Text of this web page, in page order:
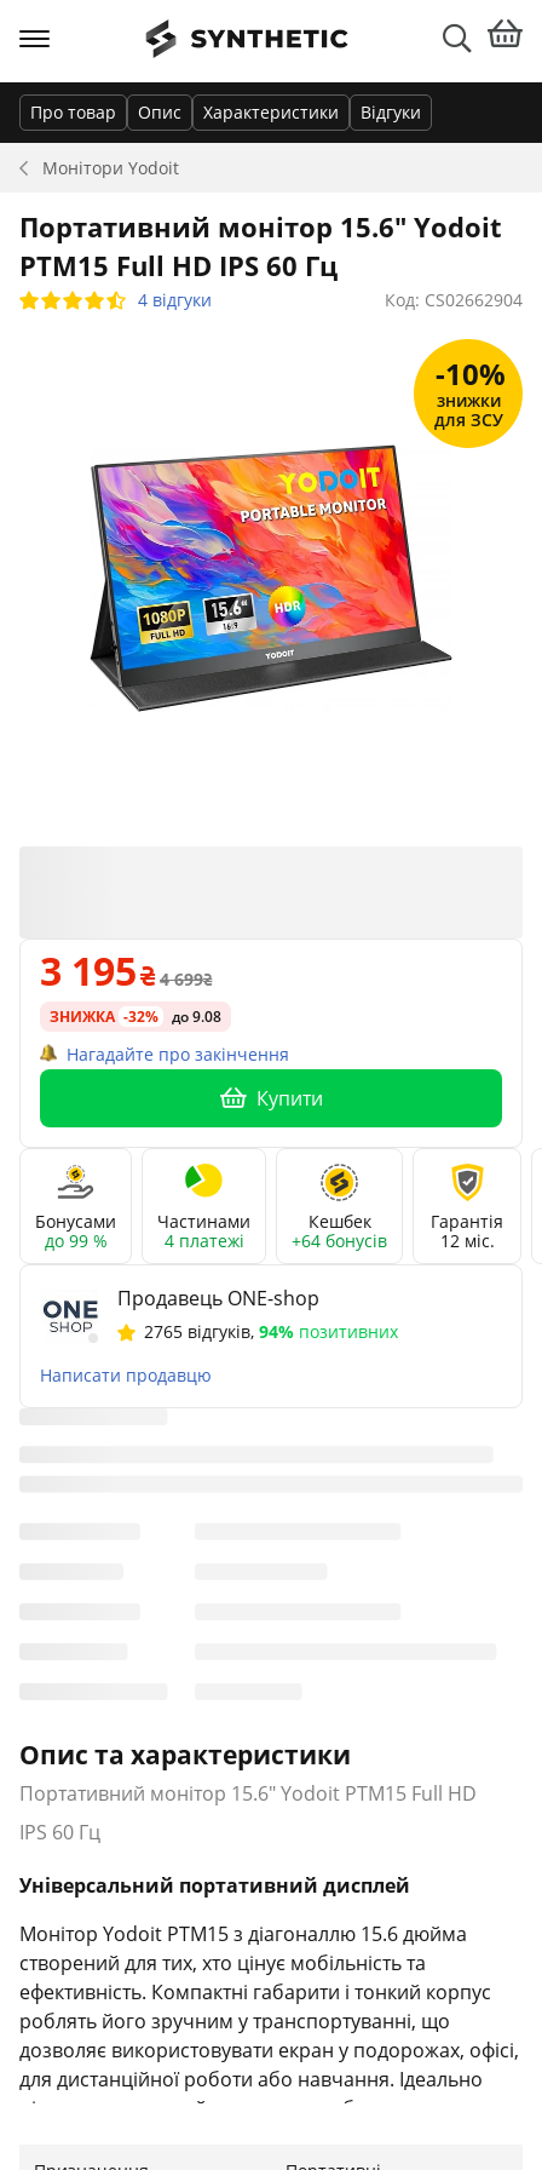
Монітори Yodoit
Про товар Опис Характеристики Відгуки
Портативний монітор 15.6" Yodoit
PTM15 Full HD IPS 60 Гц
4 відгуки Код: CS02662904
-10%
знижки
для ЗСУ
3 195 4 699
ЗНИЖКА -32% до 9.08
Нагадайте про закінчення
Купити
Бонусами
до 99 %
Частинами
4 платежі
Кешбек
+64 бонусів
Гарантія
12 міс.
Продавець ONE-shop
2765 відгуків, 94% позитивних
Написати продавцю
Опис та характеристики
Портативний монітор 15.6" Yodoit PTM15 Full HD
IPS 60 Гц
Універсальний портативний дисплей
Монітор Yodoit PTM15 з діагоналлю 15.6 дюйма
створений для тих, хто цінує мобільність та
ефективність. Компактні габарити і тонкий корпус
роблять його зручним у транспортуванні, що
дозволяє використовувати екран у подорожах, офісі,
для дистанційної роботи або навчання. Ідеально
підходить як другий екран до ноутбука, планшета,